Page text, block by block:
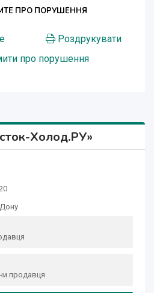
ПРО ПОРУШЕННЯ
Роздрукувати
про порушення
Холод.РУ»
продавця